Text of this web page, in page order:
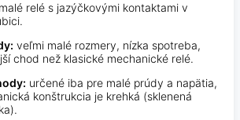
relé s jazýčkovými kontaktami v
veľmi malé rozmery, nízka spotreba,
chod než klasické mechanické relé.
určené iba pre malé prúdy a napätia,
konštrukcia je krehká (sklenená